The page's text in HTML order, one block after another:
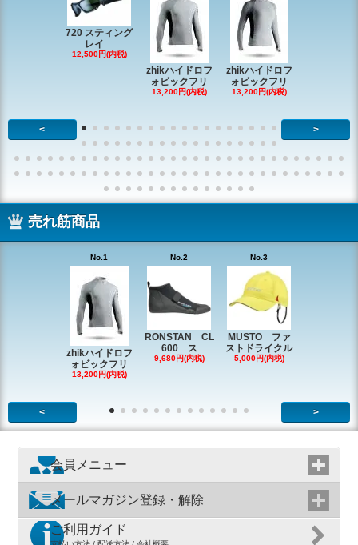
720 スティング
レイ
12,500円(内税)
zhikハイドロフ
ォビックフリ
13,200円(内税)
zhikハイドロフ
ォビックフリ
13,200円(内税)
< >
売れ筋商品
No.1
zhikハイドロフ
ォビックフリ
13,200円(内税)
No.2
RONSTAN CL
600 ス
9,680円(内税)
No.3
MUSTO ファ
ストドライクル
5,000円(内税)
< >
会員メニュー
メールマガジン登録・解除
ご利用ガイド